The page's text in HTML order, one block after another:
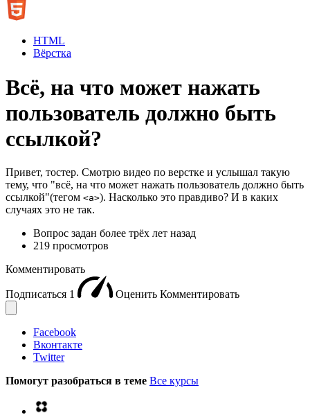
HTML
Вёрстка
Всё, на что может нажать
пользователь должно быть
ссылкой?
Привет, тостер. Смотрю видео по верстке и услышал такую
тему, что "всё, на что может нажать пользователь должно быть
ссылкой"(тегом <a>). Насколько это правдиво? И в каких
случаях это не так.
Вопрос задан более трёх лет назад
219 просмотров
Комментировать
Подписаться 1 Оценить Комментировать
Facebook
Вконтакте
Twitter
Помогут разобраться в теме Все курсы